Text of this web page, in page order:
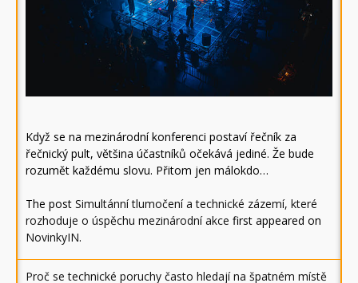
Když se na mezinárodní konferenci postaví řečník za
řečnický pult, většina účastníků očekává jediné. Že bude
rozumět každému slovu. Přitom jen málokdo…
The post Simultánní tlumočení a technické zázemí, které
rozhoduje o úspěchu mezinárodní akce first appeared on
NovinkyIN.
Proč se technické poruchy často hledají na špatném místě